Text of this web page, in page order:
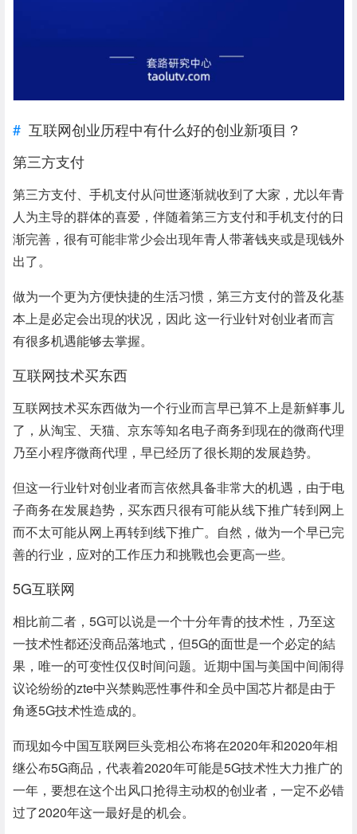
互联网创业历程中有什么好的创业新项目？
第三方支付
第三方支付、手机支付从问世逐渐就收到了大家，尤以年青
人为主导的群体的喜爱，伴随着第三方支付和手机支付的日
渐完善，很有可能非常少会出现年青人带著钱夹或是现钱外
出了。
做为一个更为方便快捷的生活习惯，第三方支付的普及化基
本上是必定会出現的状况，因此 这一行业针对创业者而言
有很多机遇能够去掌握。
互联网技术买东西
互联网技术买东西做为一个行业而言早已算不上是新鲜事儿
了，从淘宝、天猫、京东等知名电子商务到现在的微商代理
乃至小程序微商代理，早已经历了很长期的发展趋势。
但这一行业针对创业者而言依然具备非常大的机遇，由于电
子商务在发展趋势，买东西只很有可能从线下推广转到网上
而不太可能从网上再转到线下推广。自然，做为一个早已完
善的行业，应对的工作压力和挑戰也会更高一些。
5G互联网
相比前二者，5G可以说是一个十分年青的技术性，乃至这
一技术性都还没商品落地式，但5G的面世是一个必定的結
果，唯一的可变性仅仅时间问题。近期中国与美国中间闹得
议论纷纷的zte中兴禁购恶性事件和全员中国芯片都是由于
角逐5G技术性造成的。
而现如今中国互联网巨头竞相公布将在2020年和2020年相
继公布5G商品，代表着2020年可能是5G技术性大力推广的
一年，要想在这个出风口抢得主动权的创业者，一定不必错
过了2020年这一最好是的机会。